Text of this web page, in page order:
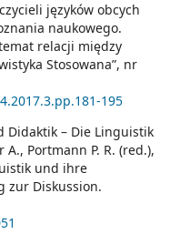
języków obcych
naukowego.
relacji między
Stosowana”, nr
195
Didaktik – Die Linguistik
Portmann P. R. (red.),
und ihre
zur Diskussion.